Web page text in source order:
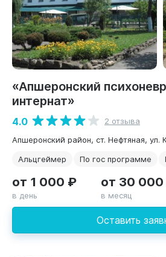
«Апшеронский
интернат»
4.0
2 отзыва
Апшеронский район, ст. Нефтяная, ул.
Альцгеймер
По гос программе
Оставить
от 1 000 ₽
в день
от 30
в месяц